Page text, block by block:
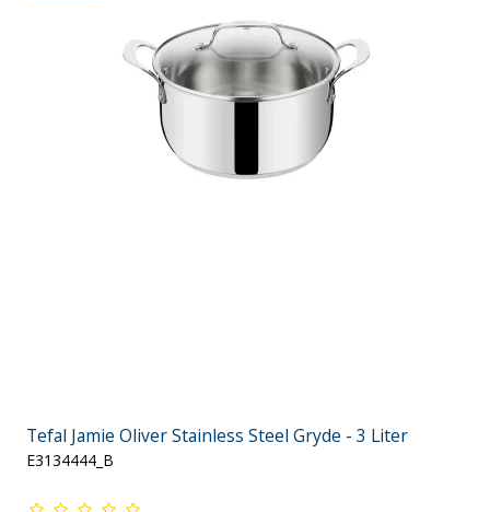
Tefal Jamie Oliver Stainless Steel Gryde - 3 Liter
E3134444_B